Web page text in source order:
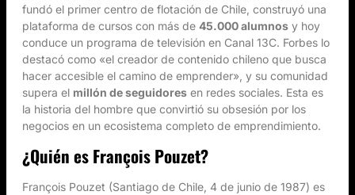
fundó el primer centro de flotación de Chile, construyó una
plataforma de cursos con más de 45.000 alumnos y hoy
conduce un programa de televisión en Canal 13C. Forbes lo
destacó como «el creador de contenido chileno que busca
hacer accesible el camino de emprender», y su comunidad
supera el millón de seguidores en redes sociales. Esta es
la historia del hombre que convirtió su obsesión por los
negocios en un ecosistema completo de emprendimiento.
¿Quién es François Pouzet?
François Pouzet (Santiago de Chile, 4 de junio de 1987) es